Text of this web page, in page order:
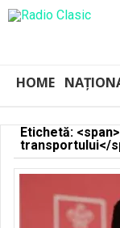
HOME
Etichetă:
transportului</